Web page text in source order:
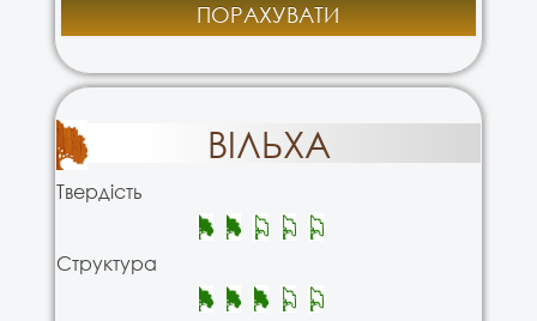
ПОРАХУВАТИ
ВІЛЬХА
Твердість
Структура